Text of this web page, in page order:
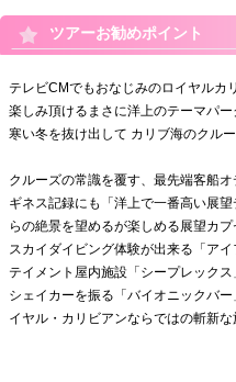
ツアーお勧めポイント
テレビCMでもおなじみのロイヤルカ
楽しみ頂けるまさに洋上のテーマパー
寒い冬を抜け出して カリブ海のクル
クルーズの常識を覆す、最先端客船オ
ギネス記録にも「洋上で一番高い展望
らの絶景を望めるが楽しめる展望カプ
スカイダイビング体験が出来る「アイ
テイメント屋内施設「 シープレック
シェイカーを振る「バイオニックバー
イヤル・ カリビアンならではの斬新な